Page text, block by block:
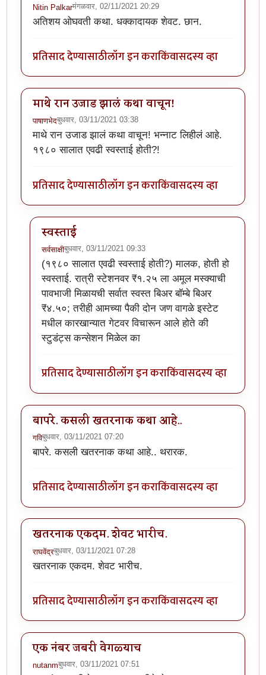
Nitin Palkarमंगळवार, 02/11/2021 20:29
अतिशय ओघवती कथा. धक्कादायक शेवट. छान.
प्रतिसाद देण्यासाठीलॉग इन कराकिंवासदस्य व्हा
माथे रान उजाड झालं कथा वाचून!
पाषाणभेदबुधवार, 03/11/2021 03:38
माथे रान उजाड झालं कथा वाचून! भन्नाट लिहीलं आहे.
१९८० सालात एवढी स्वस्ताई होती?!
प्रतिसाद देण्यासाठीलॉग इन कराकिंवासदस्य व्हा
स्वस्ताई
सर्वसाक्षीबुधवार, 03/11/2021 09:33
In reply toमाथे रान उजाड झालं कथा वाचून! byपाषाणभेद
(१९८० सालात एवढी स्वस्ताई होती?) मालक, होती हो
स्वस्ताई. रात्री स्टेशनवर ₹१.२५ ला अमूल मस्क्याची
पावभाजी मिळायची सर्वात स्वस्त बिअर बॉम्बे बिअर
₹४.५०; तरीही आमच्या पैकी दोन जण वागळे इस्टेट
मधील कारखान्यात गेटवर विचारून आले होते की
स्टुडंट्स कन्सेशन मिळेल का
प्रतिसाद देण्यासाठीलॉग इन कराकिंवासदस्य व्हा
बापरे. कसली खतरनाक कथा आहे..
गविबुधवार, 03/11/2021 07:20
बापरे. कसली खतरनाक कथा आहे.. थरारक.
प्रतिसाद देण्यासाठीलॉग इन कराकिंवासदस्य व्हा
खतरनाक एकदम. शेवट भारीच.
राघवेंद्रबुधवार, 03/11/2021 07:28
खतरनाक एकदम. शेवट भारीच.
प्रतिसाद देण्यासाठीलॉग इन कराकिंवासदस्य व्हा
एक नंबर जबरी वेगळ्याच
nutanmबुधवार, 03/11/2021 07:51